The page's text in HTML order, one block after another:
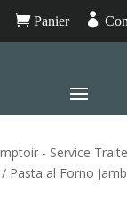
Panier 
- Service
/ Pasta al Forno